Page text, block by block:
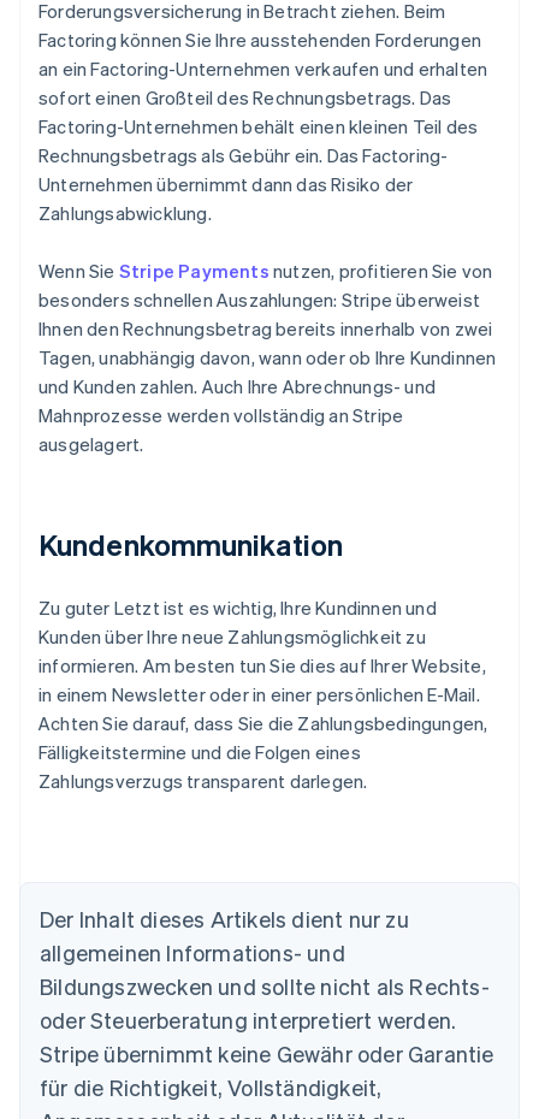
Forderungsversicherung in Betracht ziehen. Beim
Factoring können Sie Ihre ausstehenden Forderungen
an ein Factoring-Unternehmen verkaufen und erhalten
sofort einen Großteil des Rechnungsbetrags. Das
Factoring-Unternehmen behält einen kleinen Teil des
Rechnungsbetrags als Gebühr ein. Das Factoring-
Unternehmen übernimmt dann das Risiko der
Zahlungsabwicklung.
Wenn Sie Stripe Payments nutzen, profitieren Sie von
besonders schnellen Auszahlungen: Stripe überweist
Ihnen den Rechnungsbetrag bereits innerhalb von zwei
Tagen, unabhängig davon, wann oder ob Ihre Kundinnen
und Kunden zahlen. Auch Ihre Abrechnungs- und
Mahnprozesse werden vollständig an Stripe
ausgelagert.
Kundenkommunikation
Zu guter Letzt ist es wichtig, Ihre Kundinnen und
Kunden über Ihre neue Zahlungsmöglichkeit zu
informieren. Am besten tun Sie dies auf Ihrer Website,
in einem Newsletter oder in einer persönlichen E-Mail.
Achten Sie darauf, dass Sie die Zahlungsbedingungen,
Fälligkeitstermine und die Folgen eines
Zahlungsverzugs transparent darlegen.
Der Inhalt dieses Artikels dient nur zu
allgemeinen Informations- und
Bildungszwecken und sollte nicht als Rechts-
oder Steuerberatung interpretiert werden.
Stripe übernimmt keine Gewähr oder Garantie
für die Richtigkeit, Vollständigkeit,
Australien
English
Belgien
Brasilien
PortuguêsEnglish
Bulgarien
English